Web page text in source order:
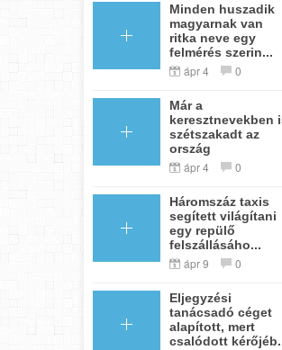
Minden huszadik
magyarnak van
ritka neve egy
felmérés szerin...
ápr 4 0
Már a
keresztnevekben
szétszakadt az
ország
ápr 4 0
Háromszáz taxis
segített világítani
egy repülő
felszállásáho...
ápr 9 0
Eljegyzési
tanácsadó céget
alapított, mert
csalódott